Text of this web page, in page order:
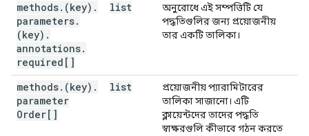
methods. (key) .
parameters.
(key) .
annotations.
required[]
list
অনুরোধে এই সম্পত্তিটি যে
পদ্ধতিগুলির জন্য প্রয়োজনীয়
তার একটি তালিকা।
methods. (key) .
parameter
Order[]
list
প্রয়োজনীয় প্যারামিটারের
তালিকা সাজানো। এটি
ক্লায়েন্টদের তাদের পদ্ধতি
স্বাক্ষরগুলি কীভাবে গঠন করতে